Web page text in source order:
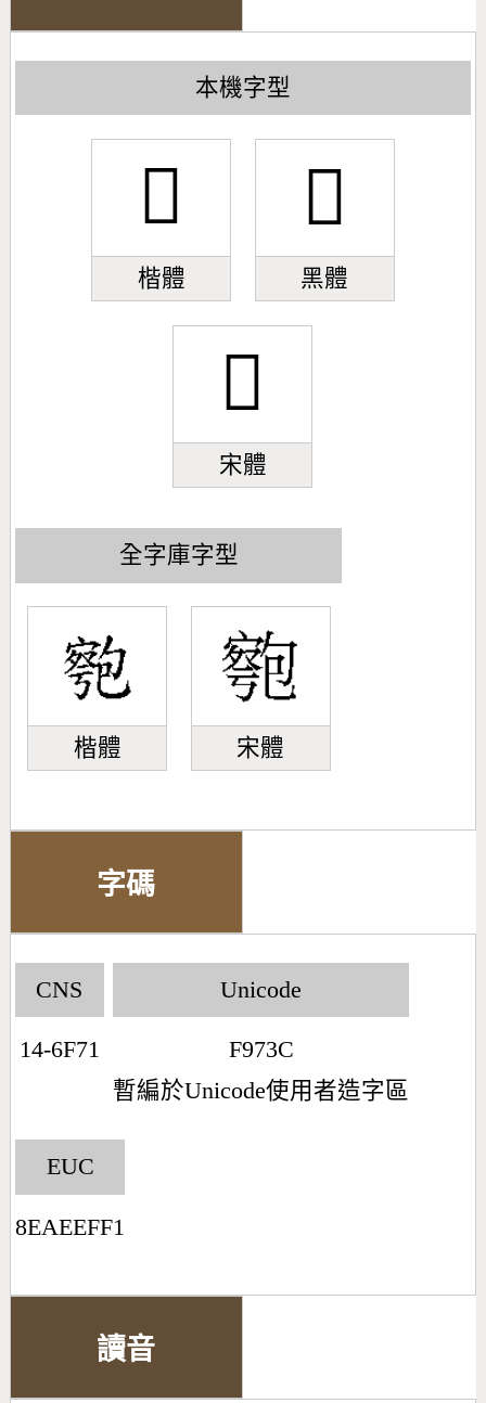
本機字型
󹜼
楷體
󹜼
黑體
󹜼
宋體
全字庫字型
楷體 宋體
字碼
CNS
14-6F71
Unicode
F973C
暫編於Unicode使用者造字區
EUC
8EAEEFF1
讀音